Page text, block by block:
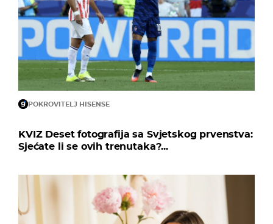
POKROVITELJ HISENSE
KVIZ Deset fotografija sa Svjetskog prvenstva:
Sjećate li se ovih trenutaka?...